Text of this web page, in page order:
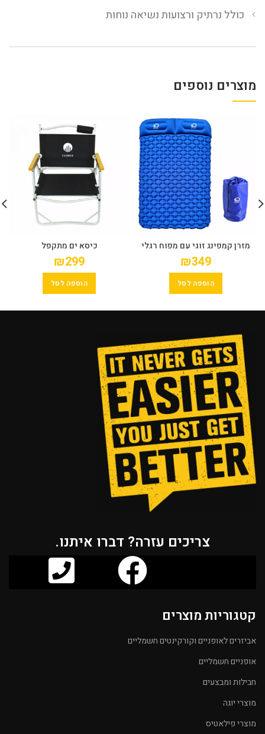
כולל נרתיק ורצועות נשיאה נוחות
מוצרים נוספים
מזרן קמפינג זוגי עם מפוח רגלי
מובנה₪349
הוספה לסל
כיסא ים מתקפל
₪299
הוספה לסל
צריכים עזרה? דברו איתנו.
קטגוריות מוצרים
אביזרים לאופניים וקורקינטים חשמליים
אופניים חשמליים
חבילות ומבצעים
מוצרי יוגה
מוצרי פילאטיס